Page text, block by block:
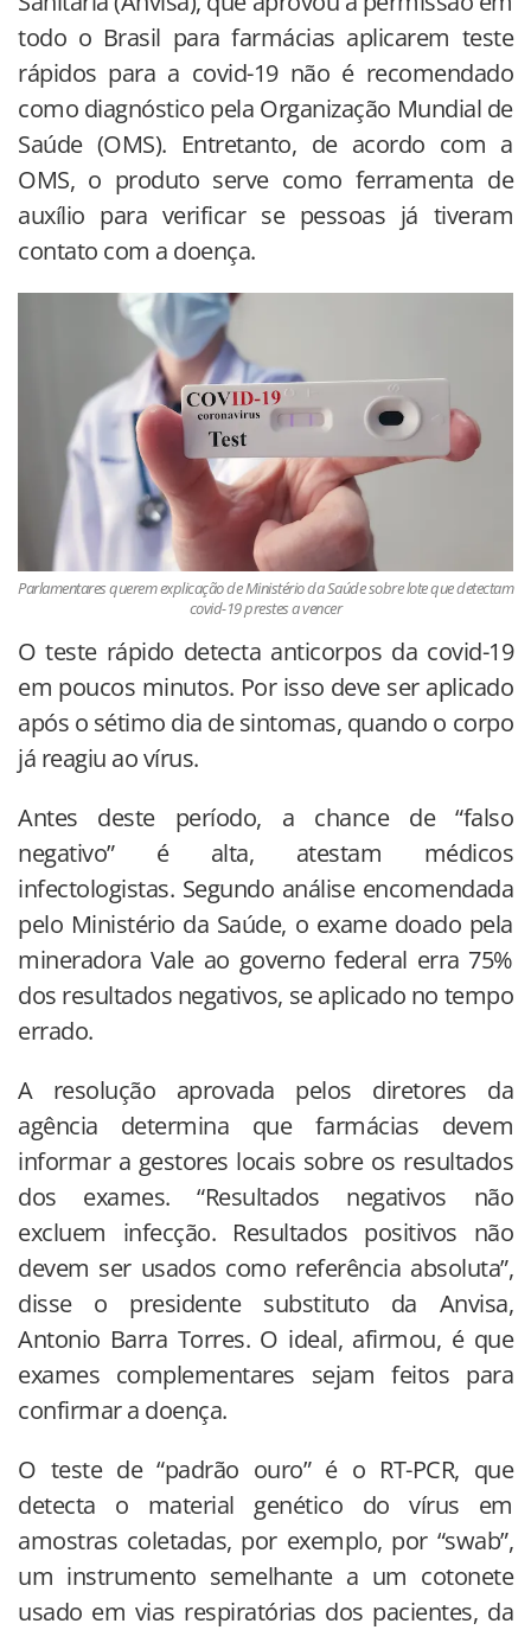
todo o Brasil para farmácias aplicarem teste
rápidos para a covid-19 não é recomendado
como diagnóstico pela Organização Mundial de
Saúde (OMS). Entretanto, de acordo com a
OMS, o produto serve como ferramenta de
auxílio para verificar se pessoas já tiveram
contato com a doença.
Parlamentares querem explicação de Ministério da Saúde sobre lote que detectam
covid-19 prestes a vencer
O teste rápido detecta anticorpos da covid-19
em poucos minutos. Por isso deve ser aplicado
após o sétimo dia de sintomas, quando o corpo
já reagiu ao vírus.
Antes deste período, a chance de “falso
negativo” é alta, atestam médicos
infectologistas. Segundo análise encomendada
pelo Ministério da Saúde, o exame doado pela
mineradora Vale ao governo federal erra 75%
dos resultados negativos, se aplicado no tempo
errado.
A resolução aprovada pelos diretores da
agência determina que farmácias devem
informar a gestores locais sobre os resultados
dos exames. “Resultados negativos não
excluem infecção. Resultados positivos não
devem ser usados como referência absoluta”,
disse o presidente substituto da Anvisa,
Antonio Barra Torres. O ideal, afirmou, é que
exames complementares sejam feitos para
confirmar a doença.
O teste de “padrão ouro” é o RT-PCR, que
detecta o material genético do vírus em
amostras coletadas, por exemplo, por “swab”,
um instrumento semelhante a um cotonete
usado em vias respiratórias dos pacientes, da